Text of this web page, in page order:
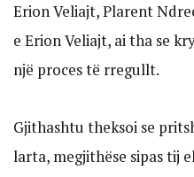
Erion Veliajt, Plarent
e Erion Veliajt, ai tha se
një proces të rregullt.
Gjithashtu theksoi se
larta, megjithëse sipas tij